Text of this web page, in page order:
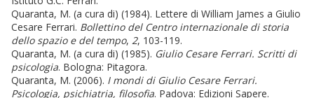
Quaranta, M. (a cura di) (1984). Lettere di William James a Giulio
Cesare Ferrari. Bollettino del Centro internazionale di storia
dello spazio e del tempo, 2, 103-119.
Quaranta, M. (a cura di) (1985). Giulio Cesare Ferrari. Scritti di
psicologia. Bologna: Pitagora.
Quaranta, M. (2006). I mondi di Giulio Cesare Ferrari.
Psicologia, psichiatria, filosofia. Padova: Edizioni Sapere.